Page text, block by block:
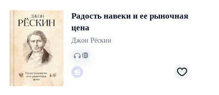
Радость навеки и ее рыночная
цена
Джон Рёскин